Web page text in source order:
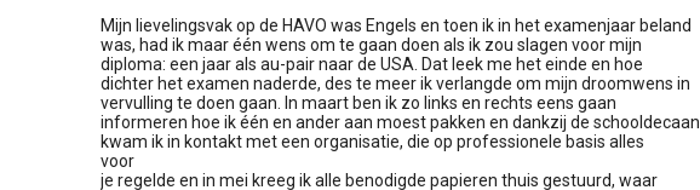
Mijn lievelingsvak op de HAVO was Engels en toen ik in het examenjaar beland
was, had ik maar één wens om te gaan doen als ik zou slagen voor mijn
diploma: een jaar als au-pair naar de USA. Dat leek me het einde en hoe
dichter het examen naderde, des te meer ik verlangde om mijn droomwens in
vervulling te doen gaan. In maart ben ik zo links en rechts eens gaan
informeren hoe ik één en ander aan moest pakken en dankzij de schooldecaan
kwam ik in kontakt met een organisatie, die op professionele basis alles
voor
je regelde en in mei kreeg ik alle benodigde papieren thuis gestuurd, waar